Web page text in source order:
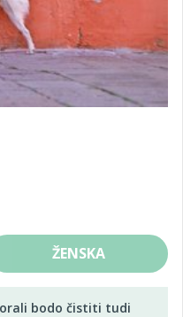
ŽENSKA
bodo čistiti tudi